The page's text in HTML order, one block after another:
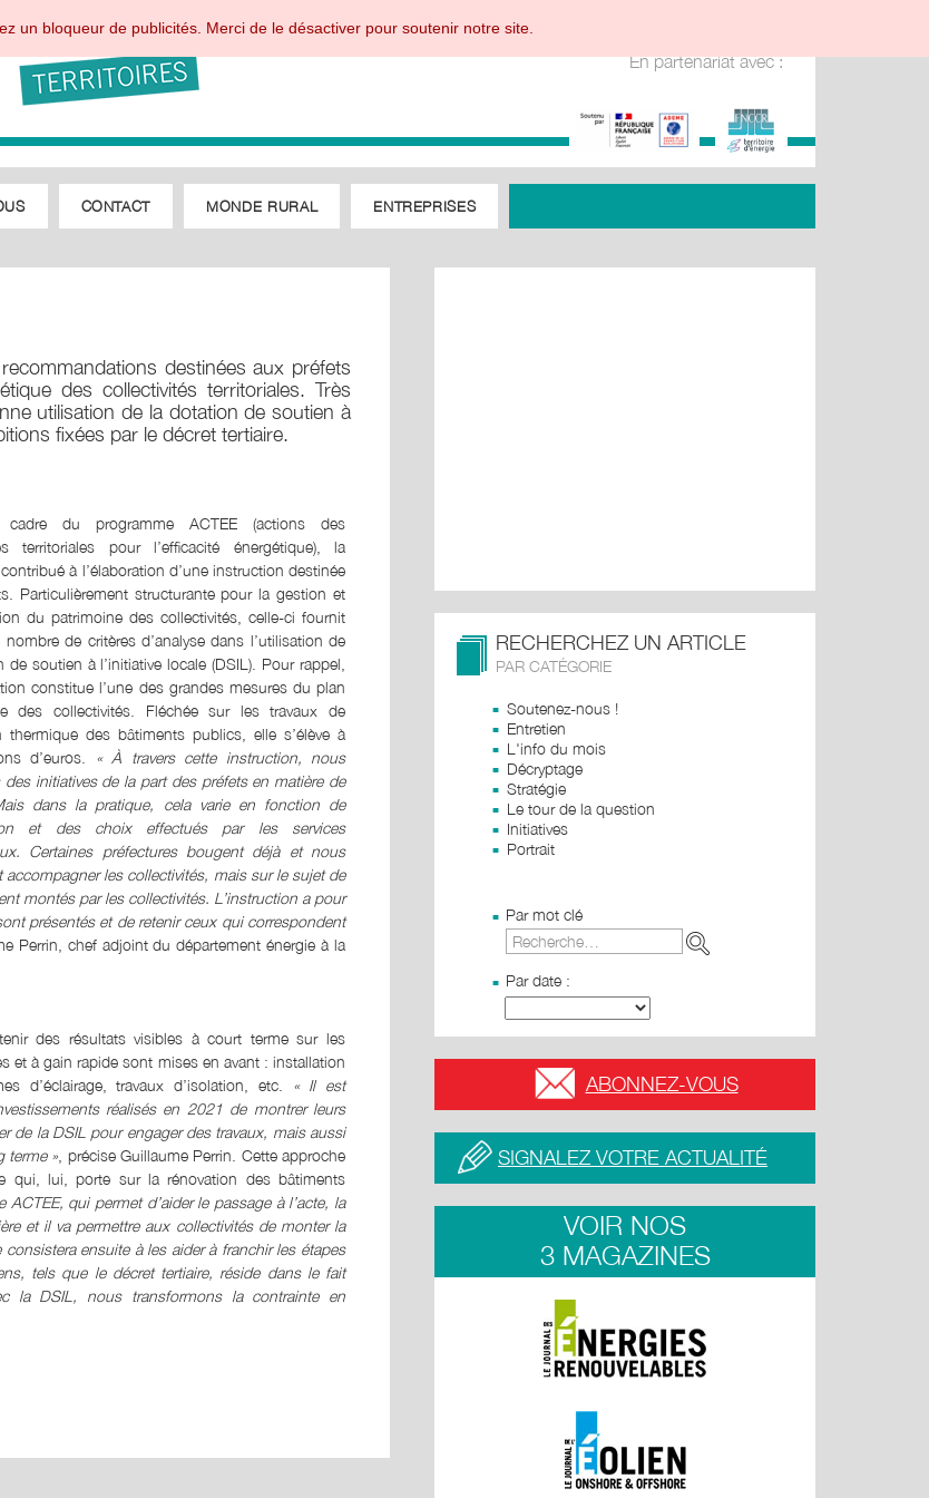
En partenariat avec :
CONTACT MONDE RURAL ENTREPRISES
destinées aux préfets
des collectivités territoriales. Très
utilisation de la dotation de soutien à
fixées par le décret tertiaire.
du programme ACTEE (actions des
territoriales pour l’efficacité énergétique), la
à l’élaboration d’une instruction destinée
Particulièrement structurante pour la gestion et
du patrimoine des collectivités, celle-ci fournit
de critères d’analyse dans l’utilisation de
de soutien à l’initiative locale (DSIL). Pour rappel,
constitue l’une des grandes mesures du plan
des collectivités. Fléchée sur les travaux de
thermique des bâtiments publics, elle s’élève à
d’euros. « À travers cette instruction, nous
des initiatives de la part des préfets en matière de
dans la pratique, cela varie en fonction de
et des choix effectués par les services
Certaines préfectures bougent déjà et nous
les collectivités, mais sur le sujet de
montés par les collectivités. L’instruction a pour
présentés et de retenir ceux qui correspondent
Perrin, chef adjoint du département énergie à la
des résultats visibles à court terme sur les
et à gain rapide sont mises en avant : installation
d’éclairage, travaux d’isolation, etc. « Il est
réalisés en 2021 de montrer leurs
de la DSIL pour engager des travaux, mais aussi
terme » , précise Guillaume Perrin. Cette approche
qui, lui, porte sur la rénovation des bâtiments
qui permet d’aider le passage à l’acte, la
et il va permettre aux collectivités de monter la
ensuite à les aider à franchir les étapes
tels que le décret tertiaire, réside dans le fait
la DSIL, nous transformons la contrainte en
RECHERCHEZ UN ARTICLE
PAR CATÉGORIE
Soutenez-nous !
Entretien
L'info du mois
Décryptage
Stratégie
Le tour de la question
Initiatives
Portrait
Par mot clé
Par date :
ABONNEZ-VOUS
SIGNALEZ VOTRE ACTUALITÉ
VOIR NOS
3 MAGAZINES
un bloqueur de publicités. Merci de le désactiver pour soutenir notre site.